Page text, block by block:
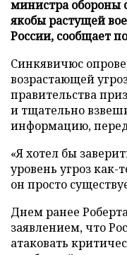
министра обороны
якобы растущей
России, сообщает
Синкявичюс
возрастающей
правительства
и тщательно
информацию,
«Я хотел бы
уровень угроз
он просто
Днем ранее
заявлением, что
атаковать